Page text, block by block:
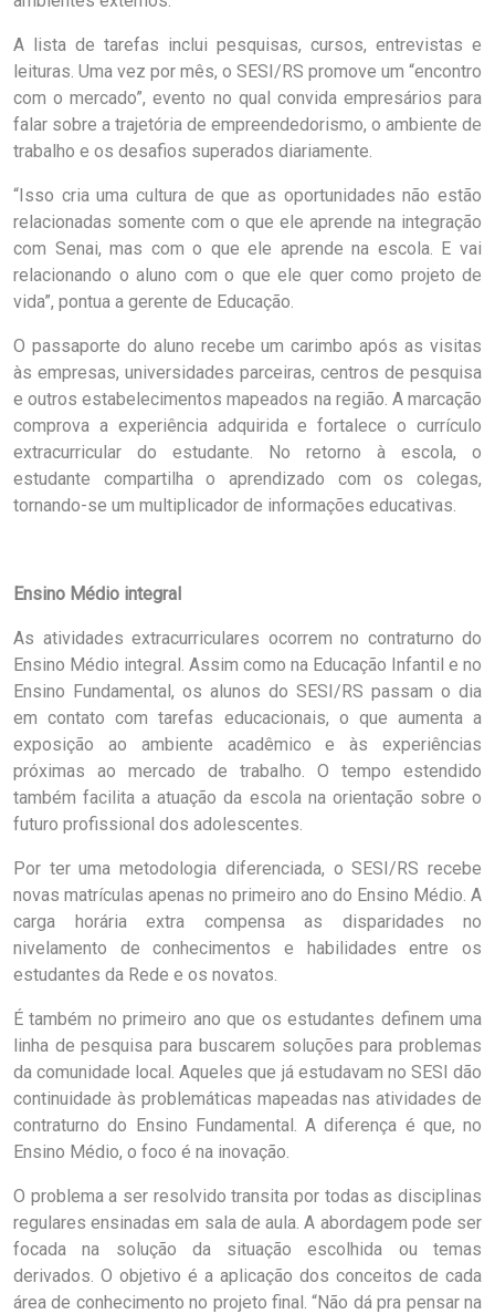
A lista de tarefas inclui pesquisas, cursos, entrevistas e
leituras. Uma vez por mês, o SESI/RS promove um “encontro
com o mercado”, evento no qual convida empresários para
falar sobre a trajetória de empreendedorismo, o ambiente de
trabalho e os desafios superados diariamente.
“Isso cria uma cultura de que as oportunidades não estão
relacionadas somente com o que ele aprende na integração
com Senai, mas com o que ele aprende na escola. E vai
relacionando o aluno com o que ele quer como projeto de
vida”, pontua a gerente de Educação.
O passaporte do aluno recebe um carimbo após as visitas
às empresas, universidades parceiras, centros de pesquisa
e outros estabelecimentos mapeados na região. A marcação
comprova a experiência adquirida e fortalece o currículo
extracurricular do estudante. No retorno à escola, o
estudante compartilha o aprendizado com os colegas,
tornando-se um multiplicador de informações educativas.
Ensino Médio integral
As atividades extracurriculares ocorrem no contraturno do
Ensino Médio integral. Assim como na Educação Infantil e no
Ensino Fundamental, os alunos do SESI/RS passam o dia
em contato com tarefas educacionais, o que aumenta a
exposição ao ambiente acadêmico e às experiências
próximas ao mercado de trabalho. O tempo estendido
também facilita a atuação da escola na orientação sobre o
futuro profissional dos adolescentes.
Por ter uma metodologia diferenciada, o SESI/RS recebe
novas matrículas apenas no primeiro ano do Ensino Médio. A
carga horária extra compensa as disparidades no
nivelamento de conhecimentos e habilidades entre os
estudantes da Rede e os novatos.
É também no primeiro ano que os estudantes definem uma
linha de pesquisa para buscarem soluções para problemas
da comunidade local. Aqueles que já estudavam no SESI dão
continuidade às problemáticas mapeadas nas atividades de
contraturno do Ensino Fundamental. A diferença é que, no
Ensino Médio, o foco é na inovação.
O problema a ser resolvido transita por todas as disciplinas
regulares ensinadas em sala de aula. A abordagem pode ser
focada na solução da situação escolhida ou temas
derivados. O objetivo é a aplicação dos conceitos de cada
área de conhecimento no projeto final. “Não dá pra pensar na